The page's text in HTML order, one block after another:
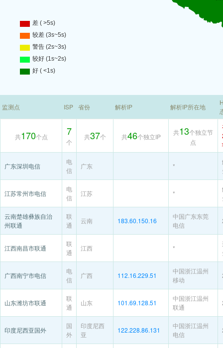
监测点 ISP 省份 解析IP 解析IP所在地
共170个点 7
个
共37个 共46个独立IP
共13个独立节
点
广东深圳电信
电
信
广东 *
江苏常州市电信
电
信
江苏 *
云南楚雄彝族自治
州联通
联
通
云南 183.60.150.16
中国广东东莞
电信
江西南昌市联通
联
通
江西 *
广西南宁市电信
电
信
广西 112.16.229.51
中国浙江温州
移动
山东潍坊市联通
联
通
山东 101.69.128.51
中国浙江温州
联通
印度尼西亚国外
国
外
印度尼西
亚
122.228.86.131
中国浙江温州
电信